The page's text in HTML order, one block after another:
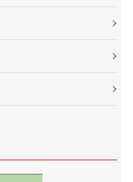
Aktualizováno: 1. 8. 2026